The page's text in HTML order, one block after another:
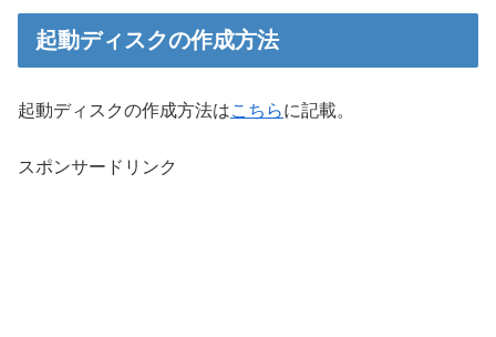
起動ディスクの作成方法
起動ディスクの作成方法はこちらに記載。
スポンサードリンク